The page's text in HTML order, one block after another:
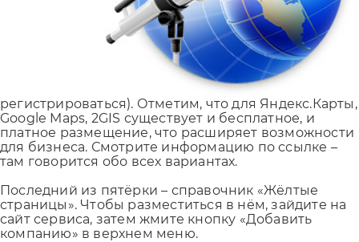
регистрироваться). Отметим, что для Яндекс.Карты,
Google Maps, 2GIS существует и бесплатное, и
платное размещение, что расширяет возможности
для бизнеса. Смотрите информацию по ссылке –
там говорится обо всех вариантах.
Последний из пятёрки – справочник «Жёлтые
страницы». Чтобы разместиться в нём, зайдите на
сайт сервиса, затем жмите кнопку «Добавить
компанию» в верхнем меню.